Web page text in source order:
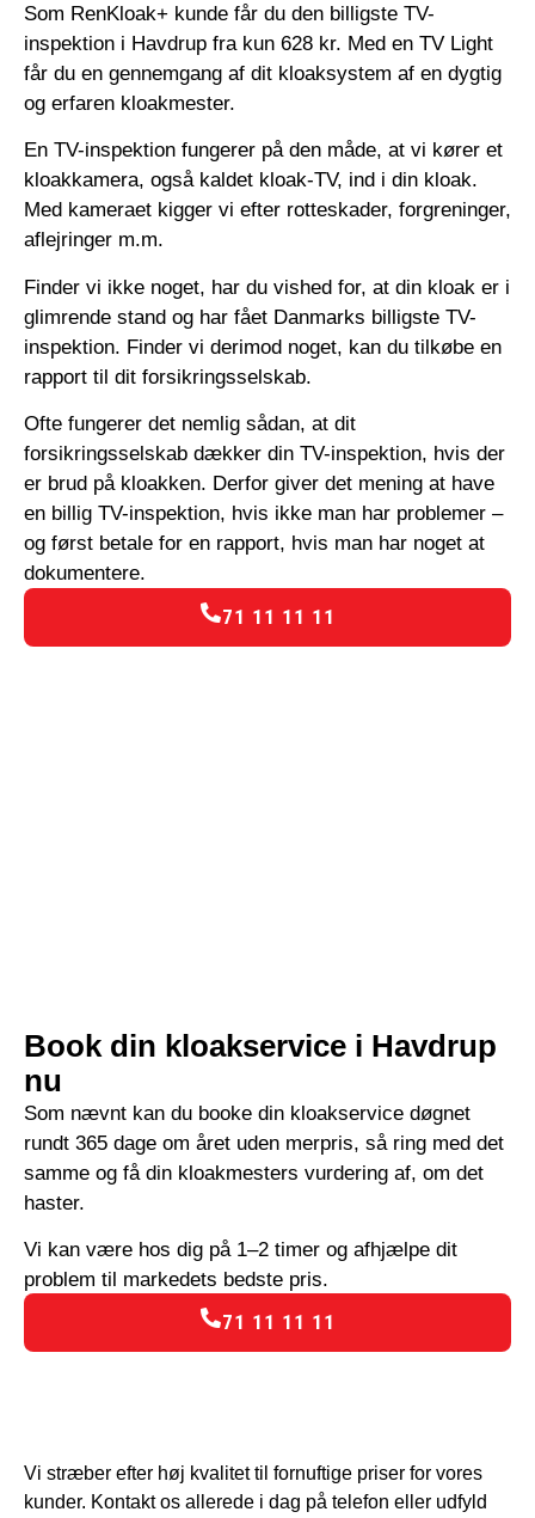
Som RenKloak+ kunde får du den billigste TV-
inspektion i Havdrup fra kun 628 kr. Med en TV Light
får du en gennemgang af dit kloaksystem af en dygtig
og erfaren kloakmester.
En TV-inspektion fungerer på den måde, at vi kører et
kloakkamera, også kaldet kloak-TV, ind i din kloak.
Med kameraet kigger vi efter rotteskader, forgreninger,
aflejringer m.m.
Finder vi ikke noget, har du vished for, at din kloak er i
glimrende stand og har fået Danmarks billigste TV-
inspektion. Finder vi derimod noget, kan du tilkøbe en
rapport til dit forsikringsselskab.
Ofte fungerer det nemlig sådan, at dit
forsikringsselskab dækker din TV-inspektion, hvis der
er brud på kloakken. Derfor giver det mening at have
en billig TV-inspektion, hvis ikke man har problemer –
og først betale for en rapport, hvis man har noget at
dokumentere.
71 11 11 11
Book din kloakservice i Havdrup
nu
Som nævnt kan du booke din kloakservice døgnet
rundt 365 dage om året uden merpris, så ring med det
samme og få din kloakmesters vurdering af, om det
haster.
Vi kan være hos dig på 1–2 timer og afhjælpe dit
problem til markedets bedste pris.
71 11 11 11
Vi stræber efter høj kvalitet til fornuftige priser for vores
kunder. Kontakt os allerede i dag på telefon eller udfyld